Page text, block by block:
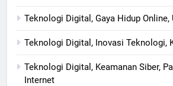
Teknologi Digital, Gaya Hidup
Teknologi Digital, Inovasi Teknologi,
Teknologi Digital, Keamanan Siber,
Internet